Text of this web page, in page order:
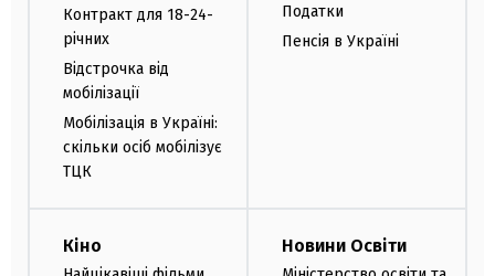
Контракт для 18-24-
річних
Відстрочка від
мобілізації
Мобілізація в Україні:
скільки осіб мобілізує
ТЦК
Податки
Пенсія в Україні
Кіно Новини Освіти